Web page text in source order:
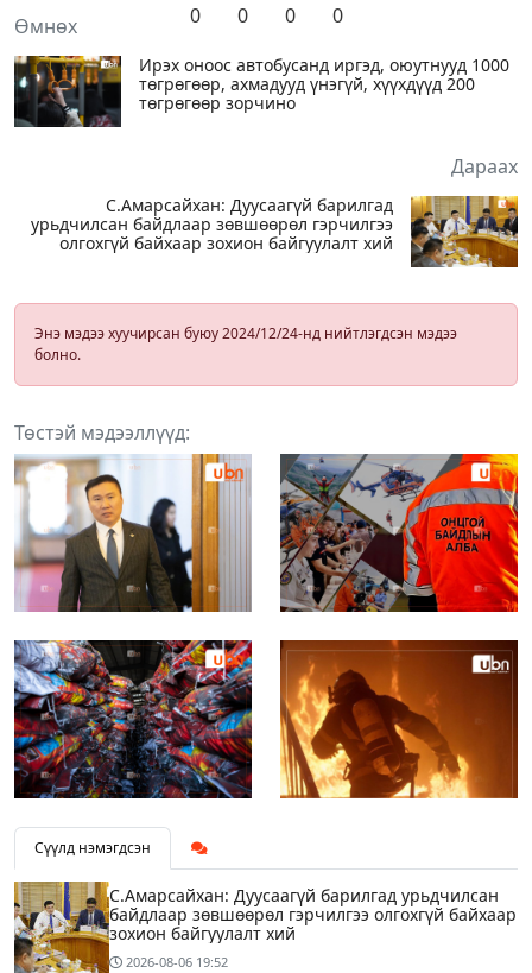
0 0 0 0
Өмнөх
Ирэх оноос автобусанд иргэд, оюутнууд 1000
төгрөгөөр, ахмадууд үнэгүй, хүүхдүүд 200
төгрөгөөр зорчино
Дараах
С.Амарсайхан: Дуусаагүй барилгад
урьдчилсан байдлаар зөвшөөрөл гэрчилгээ
олгохгүй байхаар зохион байгуулалт хий
Энэ мэдээ хуучирсан буюу 2024/12/24-нд нийтлэгдсэн мэдээ
болно.
Төстэй мэдээллүүд:
Сүүлд нэмэгдсэн
С.Амарсайхан: Дуусаагүй барилгад урьдчилсан
байдлаар зөвшөөрөл гэрчилгээ олгохгүй байхаар
зохион байгуулалт хий
2026-08-06 19:52